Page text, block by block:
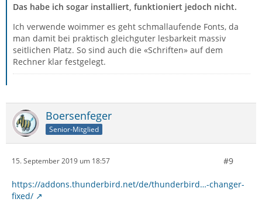
Das habe ich sogar installiert, funktioniert jedoch nicht.
Ich verwende woimmer es geht schmallaufende Fonts, da
man damit bei praktisch gleichguter lesbarkeit massiv
seitlichen Platz. So sind auch die «Schriften» auf dem
Rechner klar festgelegt.
Boersenfeger
Senior-Mitglied
15. September 2019 um 18:57 #9
https://addons.thunderbird.net/de/thunderbird…-changer-
fixed/